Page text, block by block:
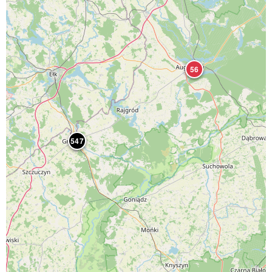
56
547